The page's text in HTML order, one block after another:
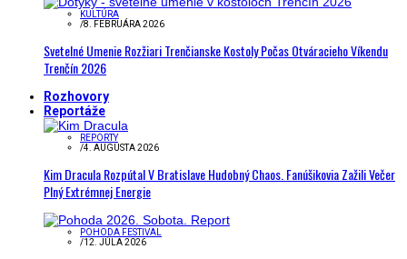
KULTÚRA
/8. FEBRUÁRA 2026
Svetelné Umenie Rozžiari Trenčianske Kostoly Počas Otváracieho Víkendu
Trenčín 2026
Rozhovory
Reportáže
REPORTY
/4. AUGUSTA 2026
Kim Dracula Rozpútal V Bratislave Hudobný Chaos. Fanúšikovia Zažili Večer
Plný Extrémnej Energie
POHODA FESTIVAL
/12. JÚLA 2026